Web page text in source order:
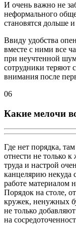
И очень важно не
неформального
становятся дольше
Ввиду удобства
вместе с ними все
при неучтенной
сотрудники теряют
внимания после
06
Какие мелочи
Где нет порядка,
отнести не только
труда и настрой
канцелярию некуда
работе материалом
Порядок на столе,
кружек, ненужных
не только
на